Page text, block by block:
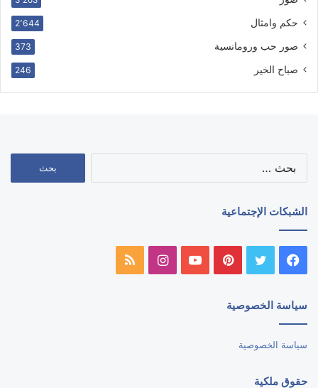
حكم وامثال 2٬644
صور حب ورومانسية 373
صباح الخير 246
الشبكات الإجتماعية
فيسبوك تويتر بينتيريستيوتيوبانستقرامملخص
سياسة الخصوصية
سياسة الخصوصية
حقوق ملكية